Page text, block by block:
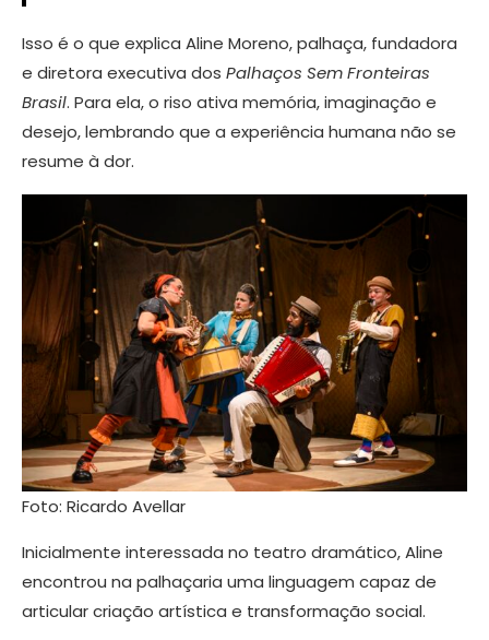
Isso é o que explica Aline Moreno, palhaça, fundadora
e diretora executiva dos Palhaços Sem Fronteiras
Brasil. Para ela, o riso ativa memória, imaginação e
desejo, lembrando que a experiência humana não se
resume à dor.
Foto: Ricardo Avellar
Inicialmente interessada no teatro dramático, Aline
encontrou na palhaçaria uma linguagem capaz de
articular criação artística e transformação social.